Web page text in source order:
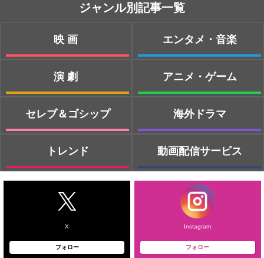
ジャンル別記事一覧
映画
演劇
セレブ＆ゴシップ
トレンド
エンタメ・音楽
アニメ・ゲーム
海外ドラマ
動画配信サービス
X
フォロー
Instagram
フォロー